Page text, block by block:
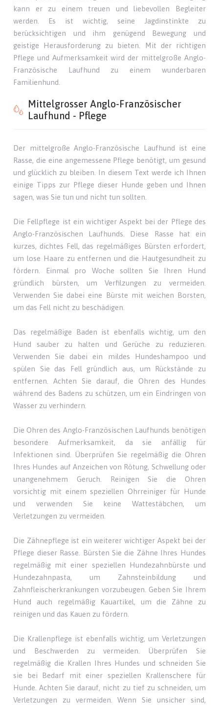
kann er zu einem treuen und liebevollen Begleiter
werden. Es ist wichtig, seine Jagdinstinkte zu
berücksichtigen und ihm genügend Bewegung und
geistige Herausforderung zu bieten. Mit der richtigen
Pflege und Aufmerksamkeit wird der mittelgroße Anglo-
Französische Laufhund zu einem wunderbaren
Familienhund.
Mittelgrosser Anglo-Französischer
Laufhund - Pflege
Der mittelgroße Anglo-Französische Laufhund ist eine
Rasse, die eine angemessene Pflege benötigt, um gesund
und glücklich zu bleiben. In diesem Text werde ich Ihnen
einige Tipps zur Pflege dieser Hunde geben und Ihnen
sagen, was Sie tun und nicht tun sollten.
Die Fellpflege ist ein wichtiger Aspekt bei der Pflege des
Anglo-Französischen Laufhunds. Diese Rasse hat ein
kurzes, dichtes Fell, das regelmäßiges Bürsten erfordert,
um lose Haare zu entfernen und die Hautgesundheit zu
fördern. Einmal pro Woche sollten Sie Ihren Hund
gründlich bürsten, um Verfilzungen zu vermeiden.
Verwenden Sie dabei eine Bürste mit weichen Borsten,
um das Fell nicht zu beschädigen.
Das regelmäßige Baden ist ebenfalls wichtig, um den
Hund sauber zu halten und Gerüche zu reduzieren.
Verwenden Sie dabei ein mildes Hundeshampoo und
spülen Sie das Fell gründlich aus, um Rückstände zu
entfernen. Achten Sie darauf, die Ohren des Hundes
während des Badens zu schützen, um ein Eindringen von
Wasser zu verhindern.
Die Ohren des Anglo-Französischen Laufhunds benötigen
besondere Aufmerksamkeit, da sie anfällig für
Infektionen sind. Überprüfen Sie regelmäßig die Ohren
Ihres Hundes auf Anzeichen von Rötung, Schwellung oder
unangenehmem Geruch. Reinigen Sie die Ohren
vorsichtig mit einem speziellen Ohrreiniger für Hunde
und verwenden Sie keine Wattestäbchen, um
Verletzungen zu vermeiden.
Die Zähnepflege ist ein weiterer wichtiger Aspekt bei der
Pflege dieser Rasse. Bürsten Sie die Zähne Ihres Hundes
regelmäßig mit einer speziellen Hundezahnbürste und
Hundezahnpasta, um Zahnsteinbildung und
Zahnfleischerkrankungen vorzubeugen. Geben Sie Ihrem
Hund auch regelmäßig Kauartikel, um die Zähne zu
reinigen und das Kauen zu fördern.
Die Krallenpflege ist ebenfalls wichtig, um Verletzungen
und Beschwerden zu vermeiden. Überprüfen Sie
regelmäßig die Krallen Ihres Hundes und schneiden Sie
sie bei Bedarf mit einer speziellen Krallenschere für
Hunde. Achten Sie darauf, nicht zu tief zu schneiden, um
Verletzungen zu vermeiden. Wenn Sie unsicher sind,